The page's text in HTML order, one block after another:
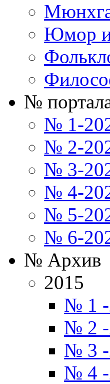
Юмор и
№
№ 1-
№ 2-
№ 3-
№ 4-
№ 5-
№ 6-
№ Архив
2015
№ 1 -
№ 2 -
№ 3 -
№ 4 -